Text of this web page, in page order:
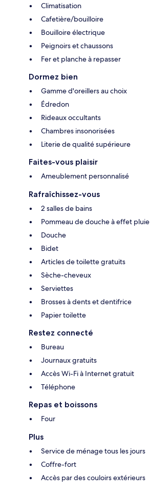
Climatisation
Cafetière/bouilloire
Bouilloire électrique
Peignoirs et chaussons
Fer et planche à repasser
Dormez bien
Gamme d'oreillers au choix
Édredon
Rideaux occultants
Chambres insonorisées
Literie de qualité supérieure
Faites-vous plaisir
Ameublement personnalisé
Rafraîchissez-vous
2 salles de bains
Pommeau de douche à effet pluie
Douche
Bidet
Articles de toilette gratuits
Sèche-cheveux
Serviettes
Brosses à dents et dentifrice
Papier toilette
Restez connecté
Bureau
Journaux gratuits
Accès Wi-Fi à Internet gratuit
Téléphone
Repas et boissons
Four
Plus
Service de ménage tous les jours
Coffre-fort
Accès par des couloirs extérieurs